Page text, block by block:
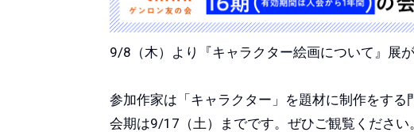
9/8（木）より『キャラクター絵画について』展
参加作家は「キャラクター」を題材に制作をす
会期は9/17（土）までです。ぜひご観覧ください。